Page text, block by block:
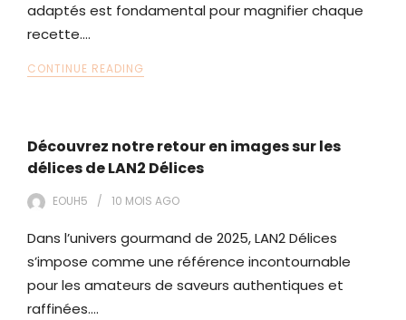
adaptés est fondamental pour magnifier chaque
recette.…
CONTINUE READING
Découvrez notre retour en images sur les
délices de LAN2 Délices
EOUH5 10 MOIS AGO
Dans l’univers gourmand de 2025, LAN2 Délices
s’impose comme une référence incontournable
pour les amateurs de saveurs authentiques et
raffinées.…